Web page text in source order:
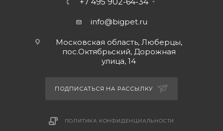
info@bigpet.ru
Московская область, Люберцы,
пос.Октябрьский, Дорожная
улица, 14
ПОДПИСАТЬСЯ НА РАССЫЛКУ
ПОЛИТИКА КОНФИДЕНЦИАЛЬНОСТИ